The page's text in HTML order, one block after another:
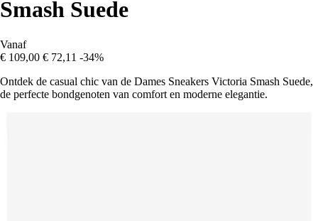
Smash Suede
Vanaf
€ 109,00 € 72,11 -34%
Ontdek de casual chic van de Dames Sneakers Victoria Smash Suede,
de perfecte bondgenoten van comfort en moderne elegantie.